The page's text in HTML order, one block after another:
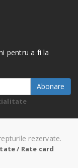
pentru a fi la
Abonare
rezervate.
/ Rate card